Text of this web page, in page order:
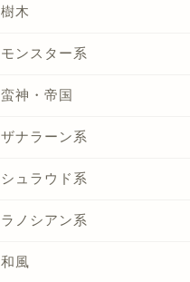
樹木
モンスター系
蛮神・帝国
ザナラーン系
シュラウド系
ラノシアン系
和風